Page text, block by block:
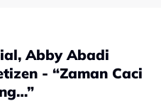
Abby Abadi
- “Zaman Caci